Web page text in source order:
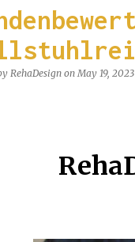
RehaDesign onMay 19, 2023